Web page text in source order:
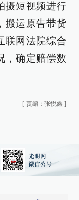
摄短视频进行
搬运原告带货
联网法院综合
，确定赔偿数
[ 责编：张悦鑫 ]